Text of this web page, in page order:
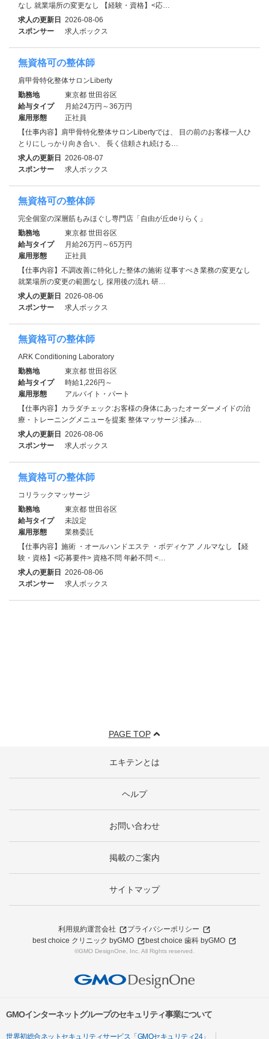
なし 就業場所の変更なし 【経験・資格】<応…
求人の更新日 2026-08-06
スポンサー
求人ボックス
無資格可の整体師
肩甲骨特化整体サロンLiberty
勤務地
東京都 世田谷区
給与タイプ
月給24万円～36万円
雇用形態
正社員
【仕事内容】肩甲骨特化整体サロンLibertyでは、 目の前のお客様一人ひ
とりにしっかり向き合い、 長く信頼され続ける…
求人の更新日 2026-08-07
スポンサー
求人ボックス
無資格可の整体師
完全個室の深層筋もみほぐし専門店「自由が丘deりらく」
勤務地
東京都 世田谷区
給与タイプ
月給26万円～65万円
雇用形態
正社員
【仕事内容】不調改善に特化した整体の施術 従事すべき業務の変更なし
就業場所の変更の範囲なし 採用後の流れ 研…
求人の更新日 2026-08-06
スポンサー
求人ボックス
無資格可の整体師
ARK Conditioning Laboratory
勤務地
東京都 世田谷区
給与タイプ
時給1,226円～
雇用形態
アルバイト・パート
【仕事内容】カラダチェック:お客様の身体にあったオーダーメイドの治
療・トレーニングメニューを提案 整体マッサージ:揉み…
求人の更新日 2026-08-06
スポンサー
求人ボックス
無資格可の整体師
コリラックマッサージ
勤務地
東京都 世田谷区
給与タイプ
未設定
雇用形態
業務委託
【仕事内容】施術 ・オールハンドエステ ・ボディケア ノルマなし 【経
験・資格】<応募要件> 資格不問 年齢不問 <…
求人の更新日 2026-08-06
スポンサー
求人ボックス
PAGE TOP
エキテンとは
ヘルプ
お問い合わせ
掲載のご案内
サイトマップ
利用規約運営会社
プライバシーポリシー
best choice クリニック byGMO
best choice 歯科 byGMO
©GMO DesignOne, Inc. All Rights reserved.
GMOインターネットグループのセキュリティ事業について
世界初総合ネットセキュリティサービス「GMOセキュリティ24」